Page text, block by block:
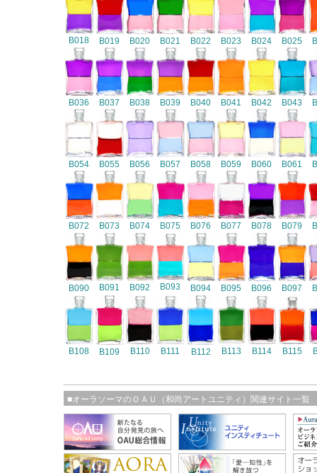
B018 B019 B020 B021 B022 B023 B024 B025
B036 B037 B038 B039 B040 B041 B042 B043
B054 B055 B056 B057 B058 B059 B060 B061
B072 B073 B074 B075 B076 B077 B078 B079
B090 B091 B092 B093 B094 B095 B096 B097
B108 B109 B110 B111 B112 B113 B114 B115
■オーラソーマのＯＡＵ（和尚アートユニティ）関連サイト一覧